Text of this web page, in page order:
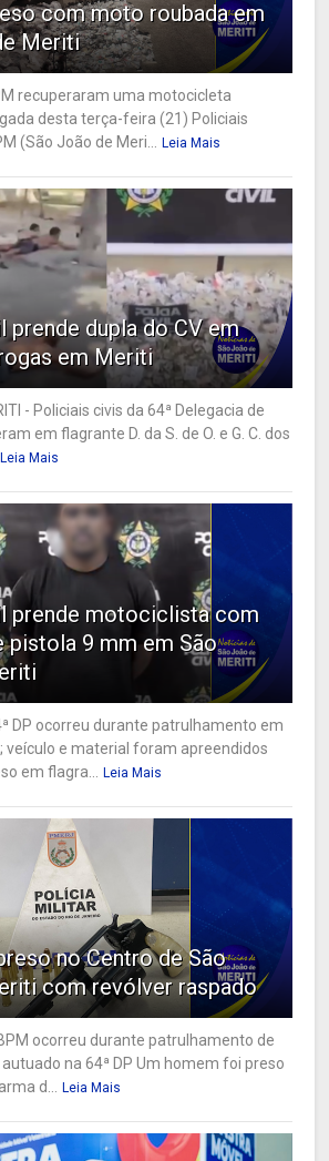
com moto roubada em
Meriti
recuperaram uma motocicleta
desta terça-feira (21) Policiais
(São João de Meri... Leia Mais
prende dupla do CV em
em Meriti
- Policiais civis da 64ª Delegacia de
em flagrante D. da S. de O. e G. C. dos
Leia Mais
prende motociclista com
pistola 9 mm em São
DP ocorreu durante patrulhamento em
veículo e material foram apreendidos
em flagra... Leia Mais
no Centro de São
com revólver raspado
ocorreu durante patrulhamento de
na 64ª DP Um homem foi preso
d... Leia Mais